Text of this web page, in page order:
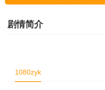
剧情简介
1080zyk